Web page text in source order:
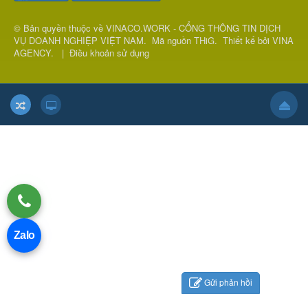
© Bản quyền thuộc về VINACO.WORK - CỔNG THÔNG TIN DỊCH
VỤ DOANH NGHIỆP VIỆT NAM. Mã nguồn THiG. Thiết kế bởi VINA
AGENCY. | Điều khoản sử dụng
Gửi phản hồi
Zalo